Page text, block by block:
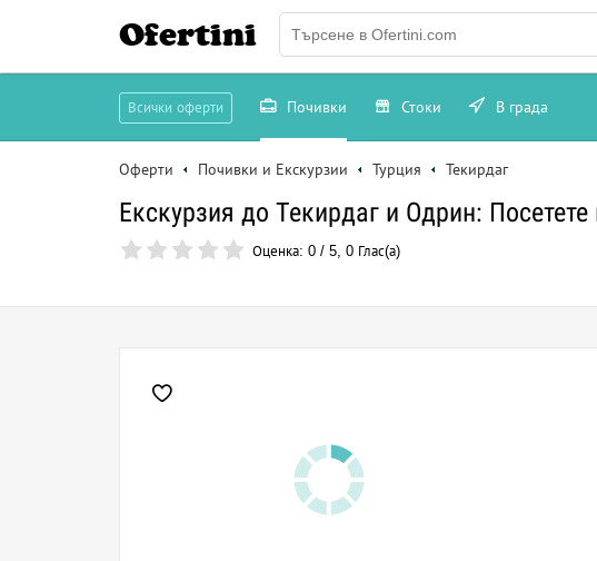
Ofertini
Всички оферти Почивки Стоки В града
Оферти Почивки и Екскурзии Турция Текирдаг
Екскурзия до Текирдаг и Одрин:
Оценка: 0 / 5, 0 Глас(а)